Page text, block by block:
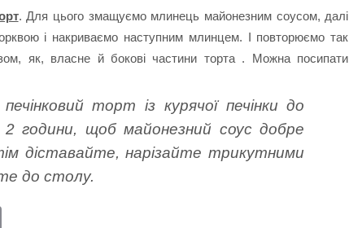
. Для цього змащуємо млинець майонезним соусом, далі
і накриваємо наступним млинцем. І повторюємо так
як, власне й бокові частини торта . Можна посипати
торт із курячої печінки до
2 години, щоб майонезний соус добре
діставайте, нарізайте трикутними
до столу.